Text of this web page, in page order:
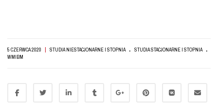
5 CZERWCA 2020 | STUDIA NIESTACJONARNE I STOPNIA . STUDIA STACJONARNE I STOPNIA .
WMIBM